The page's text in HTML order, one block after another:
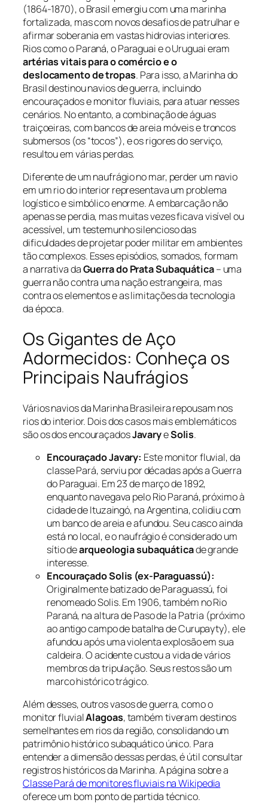
(1864-1870), o Brasil emergiu com uma marinha
fortalizada, mas com novos desafios de patrulhar e
afirmar soberania em vastas hidrovias interiores.
Rios como o Paraná, o Paraguai e o Uruguai eram
artérias vitais para o comércio e o
deslocamento de tropas. Para isso, a Marinha do
Brasil destinou navios de guerra, incluindo
encouraçados e monitor fluviais, para atuar nesses
cenários. No entanto, a combinação de águas
traiçoeiras, com bancos de areia móveis e troncos
submersos (os “tocos”), e os rigores do serviço,
resultou em várias perdas.
Diferente de um naufrágio no mar, perder um navio
em um rio do interior representava um problema
logístico e simbólico enorme. A embarcação não
apenas se perdia, mas muitas vezes ficava visível ou
acessível, um testemunho silencioso das
dificuldades de projetar poder militar em ambientes
tão complexos. Esses episódios, somados, formam
a narrativa daGuerra do Prata Subaquática– uma
guerra não contra uma nação estrangeira, mas
contra os elementos e as limitações da tecnologia
da época.
Os Gigantes de Aço
Adormecidos: Conheça os
Principais Naufrágios
Vários navios da Marinha Brasileira repousam nos
rios do interior. Dois dos casos mais emblemáticos
são os dos encouraçadosJavaryeSolis.
Encouraçado Javary: Este monitor fluvial, da
classe Pará, serviu por décadas após a Guerra
do Paraguai. Em 23 de março de 1892,
enquanto navegava pelo Rio Paraná, próximo à
cidade de Ituzaingó, na Argentina, colidiu com
um banco de areia e afundou. Seu casco ainda
está no local, e o naufrágio é considerado um
sítio dearqueologia subaquáticade grande
interesse.
Encouraçado Solis (ex-Paraguassú):
Originalmente batizado de Paraguassú, foi
renomeado Solis. Em 1906, também no Rio
Paraná, na altura de Paso de la Patria (próximo
ao antigo campo de batalha de Curupayty), ele
afundou após uma violenta explosão em sua
caldeira. O acidente custou a vida de vários
membros da tripulação. Seus restos são um
marco histórico trágico.
Além desses, outros vasos de guerra, como o
monitor fluvialAlagoas, também tiveram destinos
semelhantes em rios da região, consolidando um
patrimônio histórico subaquático único. Para
entender a dimensão dessas perdas, é útil consultar
registros históricos da Marinha. A página sobre a
Classe Pará de monitores fluviais na Wikipedia
oferece um bom ponto de partida técnico.